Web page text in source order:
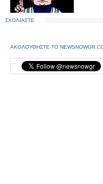
ΣΧΟΛΙΑΣΤΕ
ΑΚΟΛΟΥΘΗΣΤΕ ΤΟ